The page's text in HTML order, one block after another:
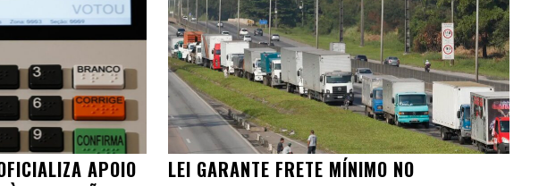
APOIO
LEI GARANTE FRETE MÍNIMO NO